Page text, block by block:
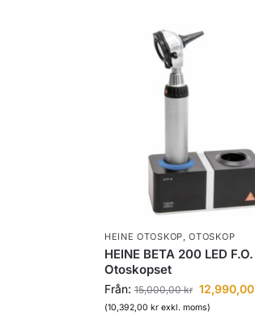
HEINE OTOSKOP ,OTOSKOP
HEINE BETA 200 LED F.O.
Otoskopset
Från: 15,000,00kr 12,990,00
(10,392,00 krexkl. moms)